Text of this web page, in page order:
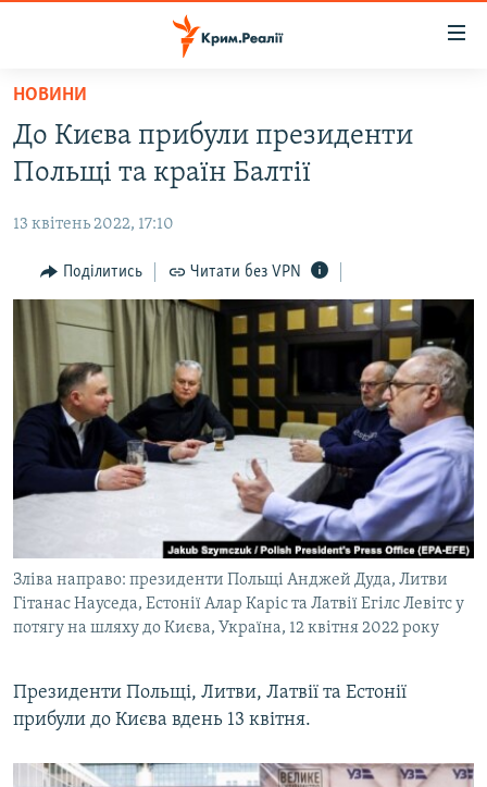
Перейти
основного
матеріалу
до
навігації
Перейти
пошуку
ВОДА.КРИМ
ПОЛІТИКА
БЛОГИ
ПОГЛЯД
ВСЕ ЗА ДЕНЬ
СПЕЦПРОЕКТИ
ДЕПОРТАЦІЯ
СВІДЧЕННЯ ОКУПАЦІЇ
УКРАЇНСЬКА ПРОБЛЕМА КРИМУ
ІНФОГРАФІКА
ЯК ОБІЙТИ БЛОКУВАННЯ
Qırımtatar
ДОЛУЧАЙСЯ!
Усі сайти RFE/RL
НОВИНИ
До Києва прибули президенти
Польщі та країн Балтії
13 квітень 2022, 17:10
Поділитись Читати без VPN
Зліва направо: президенти Польщі Анджей Дуда, Литви
Гітанас Науседа, Естонії Алар Каріс та Латвії Егілс Левітс у
потягу на шляху до Києва, Україна, 12 квітня 2022 року
Президенти Польщі, Литви, Латвії та Естонії
прибули до Києва вдень 13 квітня.